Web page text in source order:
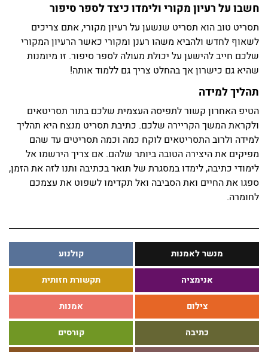
חשבו על רעיון מקורי ולימדו כיצד לספר סיפור
תסריט טוב הוא תסריט שנשען על רעיון מקורי, אתם צריכים
לשאוף לחדש ולהביא משהו רענן ומקורי כאשר הרעיון המקורי
שלכם חייב להישען על יכולת מעולה לספר סיפור. זו מיומנות
שהיא גם כישרון אך בהחלט צריך גם ללמוד אותה!
תהליך למידה
הטיפ האחרון קשור לתפיסה העצמית שלכם בתור תסריטאים
ולקראת המשך הקריירה שלכם. כתיבת תסריט מנצח היא תהליך
למידה ולרוב התסריטאים לוקח כמה וכמה תסריטים עד שהם
מפיקים את היצירה הטובה ביותר שלהם. אם צריך הירשמו אל
לימודי כתיבה, לימדו במסגרת של תואר בכתיבה ותנו לזה את הזמן,
ספגו את החיים ואת הסביבה ואל תקדימו לשפוט את עצמכם
לחומרה.
מנשר לאמנות קולנוע
אנימציה תקשורת חזותית
צילום אמנות
כתיבה קורסים
חדשות המחלקה לתקשורת חזותית – מאי 26
קרא עוד >
תערוכת הבוגרים יוצאת לדרך!
קרא עוד >
ביקורות סוף שנה במחלקה לאמנות
קרא עוד >